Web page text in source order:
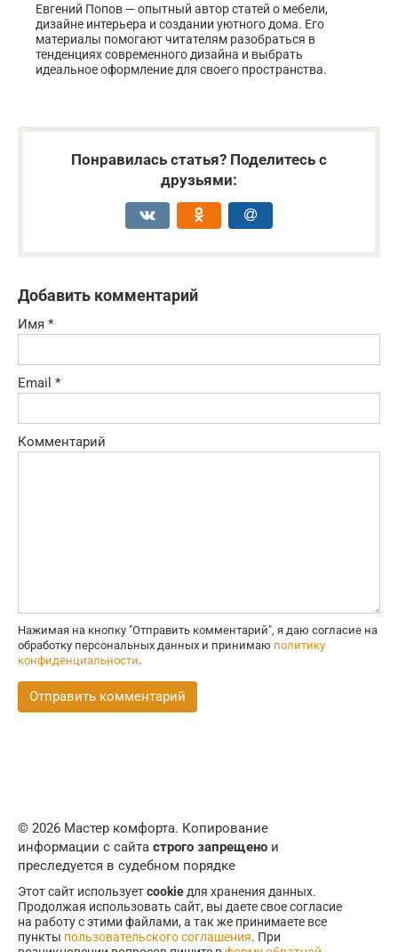
Евгений Попов — опытный автор статей о мебели,
дизайне интерьера и создании уютного дома. Его
материалы помогают читателям разобраться в
тенденциях современного дизайна и выбрать
идеальное оформление для своего пространства.
Понравилась статья? Поделитесь с
друзьями:
Добавить комментарий
Имя *
Email *
Комментарий
Нажимая на кнопку "Отправить комментарий", я даю согласие на
обработку персональных данных и принимаю политику
конфиденциальности.
© 2026 Мастер комфорта. Копирование
информации с сайта строго запрещено и
преследуется в судебном порядке
Этот сайт используетcookie для хранения данных.
Продолжая использовать сайт, вы даете свое согласие
на работу с этими файлами, а так же принимаете все
пункты пользовательского соглашения. При